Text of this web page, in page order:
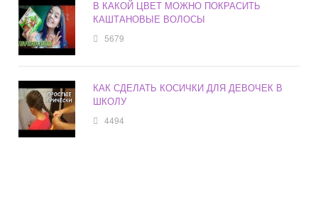
В КАКОЙ ЦВЕТ МОЖНО ПОКРАСИТЬ
КАШТАНОВЫЕ ВОЛОСЫ
5679
КАК СДЕЛАТЬ КОСИЧКИ ДЛЯ ДЕВОЧЕК В
ШКОЛУ
4494